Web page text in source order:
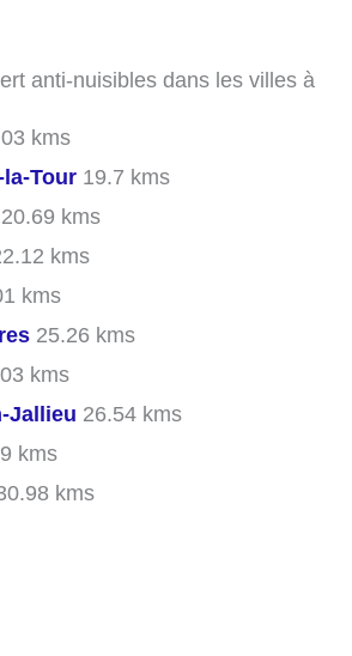
anti-nuisibles dans les villes à
kms
Tour 19.7 kms
20.69 kms
kms
kms
25.26 kms
kms
Jallieu 26.54 kms
kms
kms